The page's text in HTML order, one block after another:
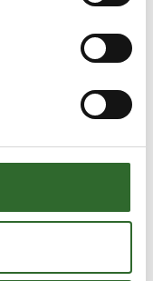
personer